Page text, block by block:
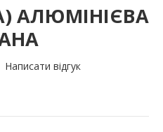
АЛЮМІНІЄВА
Написати відгук